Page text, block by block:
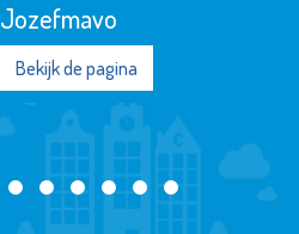
Jozefmavo
Bekijk de pagina